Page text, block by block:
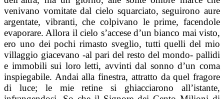
venivano vomitate dal cielo squarciato, seguirono aure
argentate, vibranti, che colpivano le prime, facendole
evaporare. Allora il cielo s’accese d’un bianco mai visto,
ero uno dei pochi rimasto sveglio, tutti quelli del mio
villaggio giacevano -al pari del resto del mondo- pallidi
e immobili sui loro letti, avvinti dal sonno d’un coma
inspiegabile. Andai alla finestra, attratto da quel fragore
di luce; le mie retine si ghiacciarono all’istante,